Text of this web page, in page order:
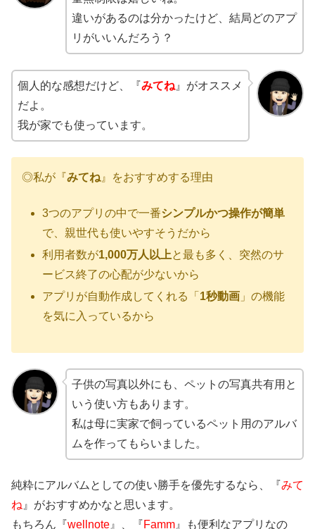
違いがあるのは分かったけど、結局どのアプ
リがいいんだろう？
個人的な感想だけど、『みてね 』がオススメ
だよ。
我が家でも使っています。
◎私が『みてね 』をおすすめする理由
3つのアプリの中で一番シンプルかつ操作が簡単
で、親世代も使いやすそうだから
利用者数が1,000万人以上と最も多く、突然のサ
ービス終了の心配が少ないから
アプリが自動作成してくれる「 1秒動画 」の機能
を気に入っているから
子供の写真以外にも、ペットの写真共有用と
いう使い方もあります。
私は母に実家で飼っているペット用のアルバ
ムを作ってもらいました。
純粋にアルバムとしての使い勝手を優先するなら、『みて
ね 』がおすすめかなと思います。
もちろん『wellnote 』、『Famm 』も便利なアプリなの